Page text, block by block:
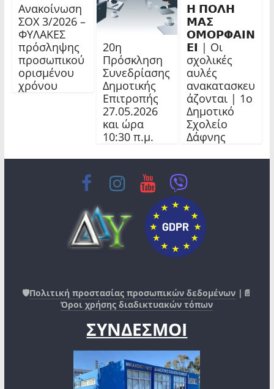
Ανακοίνωση
ΣΟΧ 3/2026 –
ΦΥΛΑΚΕΣ
πρόσληψης
προσωπικού
ορισμένου
χρόνου
20η
Πρόσκληση
Συνεδρίασης
Δημοτικής
Επιτροπής
27.05.2026
και ώρα
10:30 π.μ.
𝝜 𝝥𝝤𝝠𝝜
𝝡𝝖𝝨
𝝤𝝡𝝤𝝦𝝫𝝖𝝞𝝢
𝝚𝝞 | Οι
σχολικές
αυλές
ανακατασκευ
άζονται | 1ο
Δημοτικό
Σχολείο
Δάφνης
🛡️Πολιτική προστασίας προσωπικών δεδομένων |📄
Όροι χρήσης διαδικτυακών τόπων
ΣΥΝΔΕΣΜΟΙ